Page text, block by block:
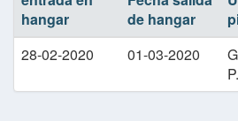
hangar
de hangar
28-02-2020
01-03-2020
P.